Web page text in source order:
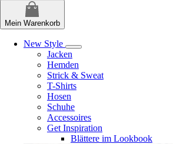
Mein Warenkorb
New Style
Jacken
Hemden
Strick & Sweat
T-Shirts
Hosen
Schuhe
Accessoires
Get Inspiration
Blättere im Lookbook